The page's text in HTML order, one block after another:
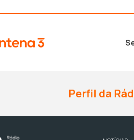
Perfil da